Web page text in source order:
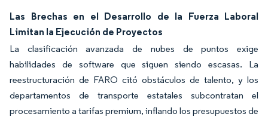
Las Brechas en el Desarrollo de la Fuerza Laboral
Limitan la Ejecución de Proyectos
La clasificación avanzada de nubes de puntos exige
habilidades de software que siguen siendo escasas. La
reestructuración de FARO citó obstáculos de talento, y los
departamentos de transporte estatales subcontratan el
procesamiento a tarifas premium, inflando los presupuestos de